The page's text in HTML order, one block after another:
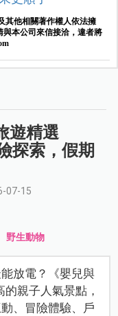
其他相關著作權人依法擁
本公司來信接洽，違者將
遊精選
探索，假期
07-15
野生動物
放電？《嬰兒與
親子人氣景點，
、冒險體驗、戶